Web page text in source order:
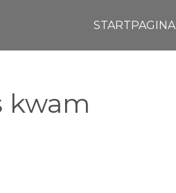
STARTPAGINA
kwam